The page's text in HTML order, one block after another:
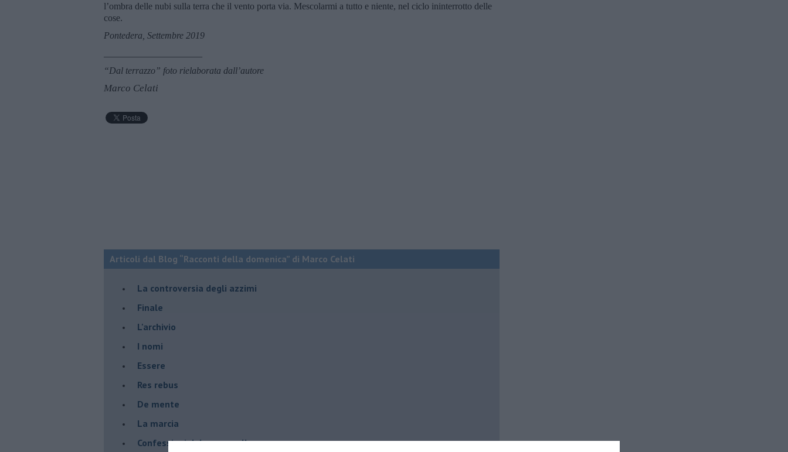
l’ombra delle nubi sulla terra che il vento porta via. Mescolarmi a tutto e niente, nel ciclo ininterrotto delle
cose.
Pontedera, Settembre 2019
“Dal terrazzo” foto rielaborata dall’autore
Marco Celati
Articoli dal Blog “Racconti della domenica” di Marco Celati
La controversia degli azzimi
Finale
L'archivio
I nomi
Essere
Res rebus
De mente
La marcia
Confessioni del pappagallo